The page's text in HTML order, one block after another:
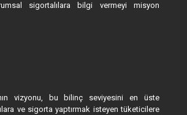
sigortalılara bilgi vermeyi misyon
vizyonu, bu bilinç seviyesini en üste
ve sigorta yaptırmak isteyen tüketicilere